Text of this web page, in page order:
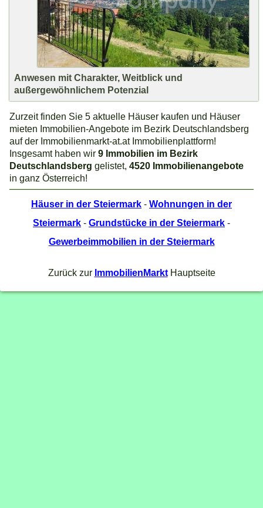
Anwesen mit Charakter, Weitblick und
außergewöhnlichem Potenzial
Zurzeit finden Sie 5 aktuelle Häuser kaufen und Häuser
mieten Immobilien-Angebote im Bezirk Deutschlandsberg
auf der Immobilienmarkt-at.at Immobilienplattform!
Insgesamt haben wir9 Immobilien im Bezirk
Deutschlandsberg gelistet,4520 Immobilienangebote
in ganz Österreich!
Häuser in der Steiermark - Wohnungen in der
Steiermark - Grundstücke in der Steiermark -
Gewerbeimmobilien in der Steiermark
Zurück zur ImmobilienMarktHauptseite